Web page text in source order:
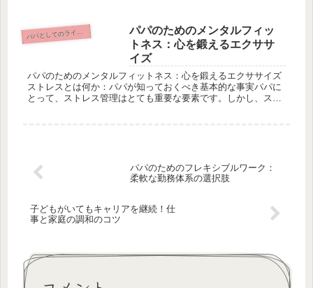
パ パとしてのライフスタイルとセルフケア
パパのためのメンタルフィッ
トネス：心を鍛えるエクササ
イズ
パパのためのメンタルフィットネス：心を鍛えるエクササイズ
ストレスとは何か：パパが知っておくべき基本的な事実パパに
とって、ストレス管理はとても重要な要素です。しかし、スト
パパのためのフレキシブルワーク：
柔軟な勤務体系の選択肢
子どもがいてもキャリアを継続！仕
事と家庭の調和のコツ